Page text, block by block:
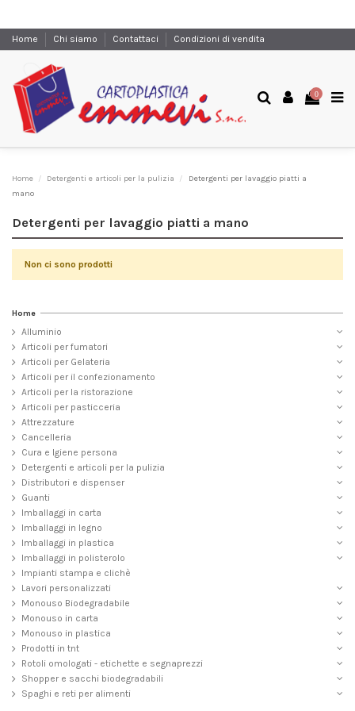
Home Chi siamo Contattaci Condizioni di vendita
0
Home Detergenti e articoli per la pulizia
Detergenti per lavaggio piatti a
mano
Detergenti per lavaggio piatti a mano
Non ci sono prodotti
Home
Alluminio
Articoli per fumatori
Articoli per Gelateria
Articoli per il confezionamento
Articoli per la ristorazione
Articoli per pasticceria
Attrezzature
Cancelleria
Cura e Igiene persona
Detergenti e articoli per la pulizia
Distributori e dispenser
Guanti
Imballaggi in carta
Imballaggi in legno
Imballaggi in plastica
Imballaggi in polisterolo
Impianti stampa e clichè
Lavori personalizzati
Monouso Biodegradabile
Monouso in carta
Monouso in plastica
Prodotti in tnt
Rotoli omologati - etichette e segnaprezzi
Shopper e sacchi biodegradabili
Spaghi e reti per alimenti